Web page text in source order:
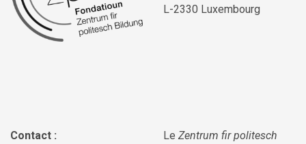
L-2330 Luxembourg
Contact :
Le Zentrum fir politesch